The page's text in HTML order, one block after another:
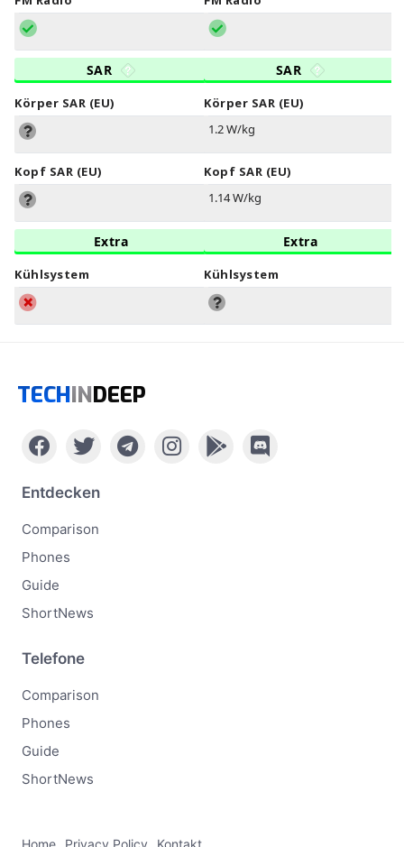
SAR
Körper SAR (EU)
Kopf SAR (EU)
Extra
Kühlsystem
SAR
Körper SAR (EU)
1.2 W/kg
Kopf SAR (EU)
1.14 W/kg
Extra
Kühlsystem
TECHINDEEP
Entdecken
Comparison
Phones
Guide
ShortNews
Telefone
Comparison
Phones
Guide
ShortNews
Home Privacy Policy Kontakt